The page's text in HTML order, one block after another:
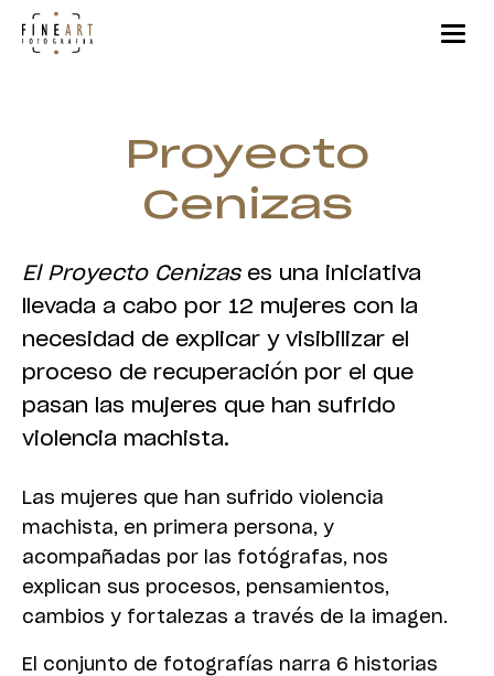
Proyecto
Cenizas
El Proyecto Cenizases una iniciativa
llevada a cabo por 12 mujeres con la
necesidad de explicar y visibilizar el
proceso de recuperación por el que
pasan las mujeres que han sufrido
violencia machista.
Las mujeres que han sufrido violencia
machista, en primera persona, y
acompañadas por las fotógrafas, nos
explican sus procesos, pensamientos,
cambios y fortalezas a través de la imagen.
El conjunto de fotografías narra 6 historias